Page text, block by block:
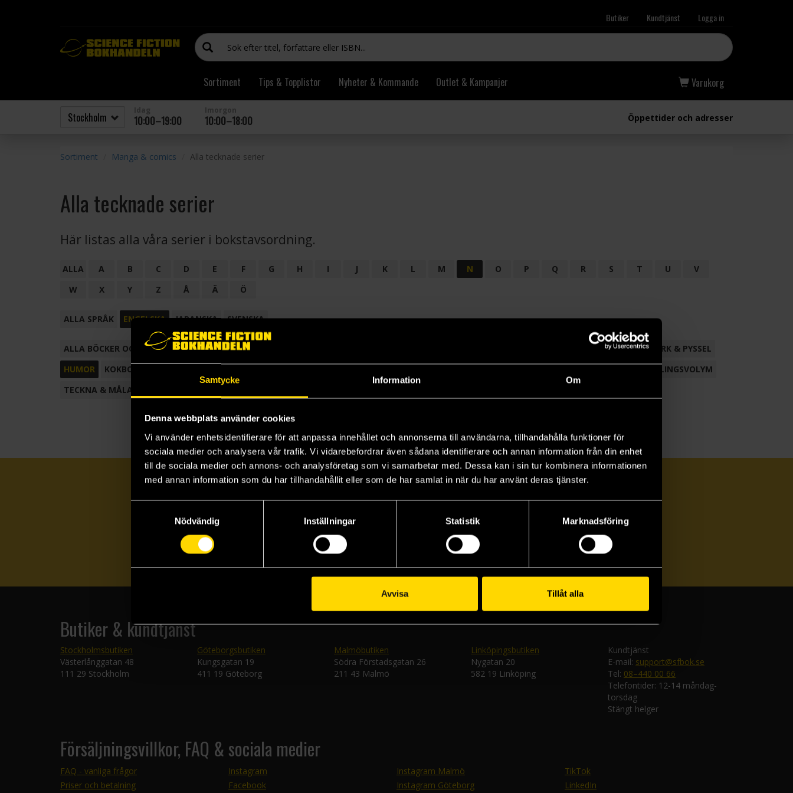
Samtycke Information Om
Denna webbplats använder cookies
Vi använder enhetsidentifierare för att anpassa innehållet och annonserna till användarna, tillhandahålla funktioner för
sociala medier och analysera vår trafik. Vi vidarebefordrar även sådana identifierare och annan information från din enhet
till de sociala medier och annons- och analysföretag som vi samarbetar med. Dessa kan i sin tur kombinera informationen
med annan information som du har tillhandahållit eller som de har samlat in när du har använt deras tjänster.
Nödvändig
Inställningar Statistik Marknadsföring
Avvisa Tillåt alla
Butiker Kundtjänst Logga in
Sortiment Tips & Topplistor Nyheter & Kommande Outlet & Kampanjer Varukorg
10:00–19:00 10:00–18:00 Öppettider och adresser
Sortiment Manga & comics Alla tecknade serier
Alla tecknade serier
Här listas alla våra serier i bokstavsordning.
ALLA A B C D E F G H I J K L M N O P Q R S T U
V
W
X Y Z Å Ä Ö
ALLA SPRÅK ENGELSKA JAPANSKA SVENSKA
ALLA BÖCKER OCH TECKNADE SERIER ANTOLOGI FACKLITTERATUR
HANTVERK & PYSSEL
HUMOR
KOKBOK
SAMLINGSVOLYM
TECKNA & MÅLA
Prenumerera på vårt nyhetsbrev
Butiker & kundtjänst
Stockholmsbutiken
Västerlånggatan 48
111 29 Stockholm
Göteborgsbutiken
Kungsgatan 19
411 19 Göteborg
Malmöbutiken
Södra Förstadsgatan 26
211 43 Malmö
Linköpingsbutiken
Nygatan 20
582 19 Linköping
Kundtjänst
E-mail: support@sfbok.se
Tel: 08–440 00 66
Telefontider: 12-14 måndag-
torsdag
Stängt helger
Försäljningsvillkor, FAQ & sociala medier
FAQ - vanliga frågor
Priser och betalning
Instagram
Facebook
Instagram Malmö
Instagram Göteborg
TikTok
LinkedIn